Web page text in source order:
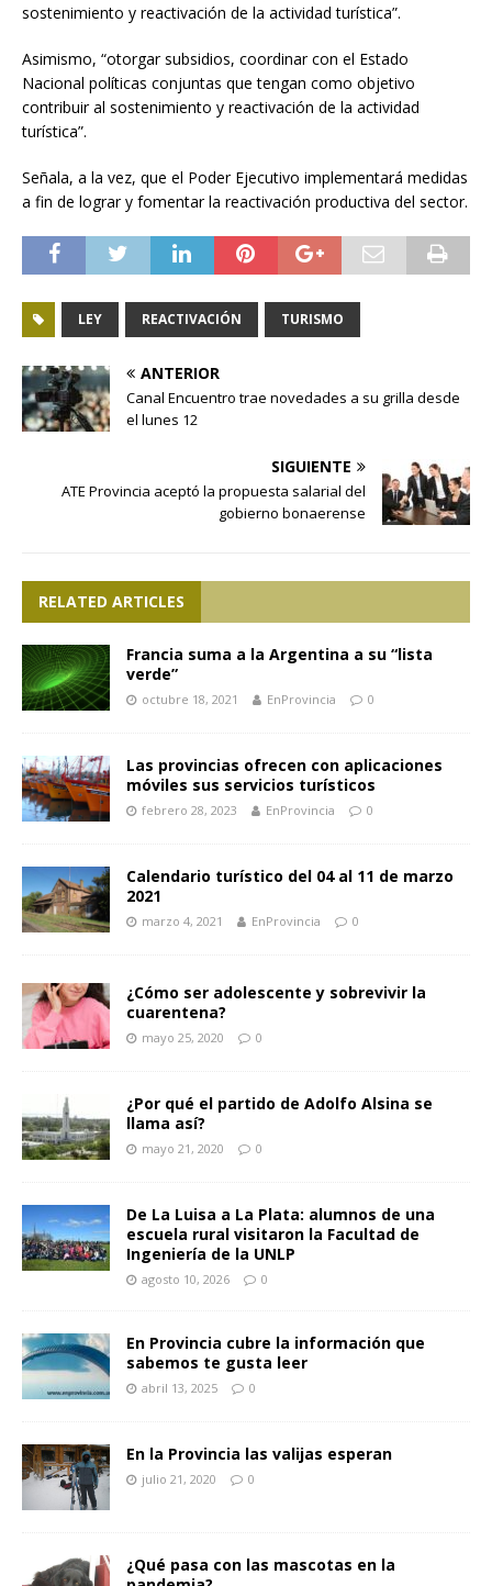
sostenimiento y reactivación de la actividad turística”.
Asimismo, “otorgar subsidios, coordinar con el Estado
Nacional políticas conjuntas que tengan como objetivo
contribuir al sostenimiento y reactivación de la actividad
turística”.
Señala, a la vez, que el Poder Ejecutivo implementará medidas
a fin de lograr y fomentar la reactivación productiva del sector.
LEY REACTIVACIÓN TURISMO
ANTERIOR
Canal Encuentro trae novedades a su grilla desde
el lunes 12
SIGUIENTE
ATE Provincia aceptó la propuesta salarial del
gobierno bonaerense
RELATED ARTICLES
Francia suma a la Argentina a su “lista
verde”
octubre 18, 2021 EnProvincia 0
Las provincias ofrecen con aplicaciones
móviles sus servicios turísticos
febrero 28, 2023 EnProvincia 0
Calendario turístico del 04 al 11 de marzo
2021
marzo 4, 2021 EnProvincia 0
¿Cómo ser adolescente y sobrevivir la
cuarentena?
mayo 25, 2020 0
¿Por qué el partido de Adolfo Alsina se
llama así?
mayo 21, 2020 0
De La Luisa a La Plata: alumnos de una
escuela rural visitaron la Facultad de
Ingeniería de la UNLP
agosto 10, 2026 0
En Provincia cubre la información que
sabemos te gusta leer
abril 13, 2025 0
En la Provincia las valijas esperan
julio 21, 2020 0
¿Qué pasa con las mascotas en la